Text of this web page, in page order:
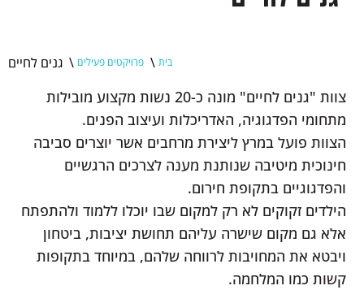
צוות "גנים לחיים" מונה כ-20 נשות מקצוע מובילות
מתחומי הפדגוגיה, האדריכלות ועיצוב הפנים.
הצוות פועל במרץ ליצירת מרחבים אשר יוצרים סביבה
חינוכית מיטיבה שנותנת מענה לצרכים הרגשיים
והפדגוגיים בתקופת חירום.
הילדים זקוקים לא רק למקום שבו יוכלו ללמוד ולהתפתח
אלא גם מקום שישרה עליהם תחושת יציבות, ביטחון
ויבטא את המחויבות לרווחה שלהם, במיוחד בתקופות
קשות כמו המלחמה.
גנים לחיים \ פרויקטים פעילים \ בית